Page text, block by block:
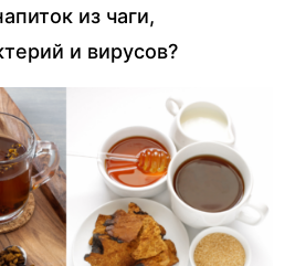
из чаги,
и вирусов?